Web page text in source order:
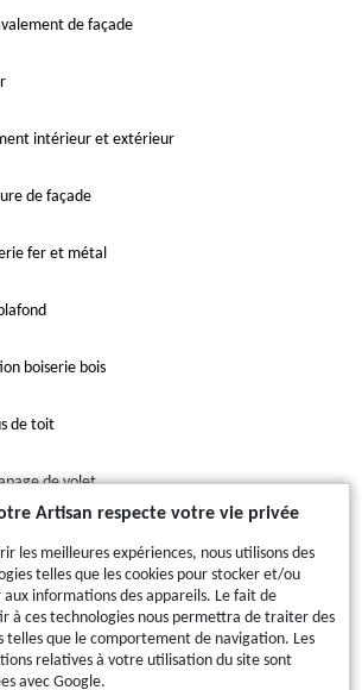
de façade
intérieur et extérieur
de façade
fer et métal
boiserie bois
de toit
de volet
et toiture
87
Artisan respecte votre vie privée
les meilleures expériences, nous utilisons des
telles que les cookies pour stocker et/ou
aux informations des appareils. Le fait de
à ces technologies nous permettra de traiter des
telles que le comportement de navigation. Les
relatives à votre utilisation du site sont
avec Google.